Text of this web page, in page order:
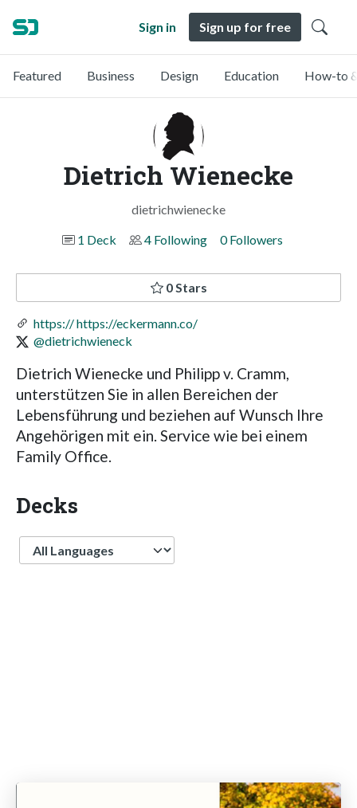
Sign in Sign up for free
Featured Business Design Education How-to
Dietrich Wienecke
dietrichwienecke
1 Deck
4 Following 0 Followers
0 Stars
https:// https://eckermann.co/
@dietrichwieneck
Dietrich Wienecke und Philipp v. Cramm,
unterstützen Sie in allen Bereichen der
Lebensführung und beziehen auf Wunsch Ihre
Angehörigen mit ein. Service wie bei einem
Family Office.
Decks
Language